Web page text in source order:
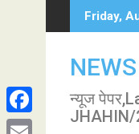
to
Friday,
न्यूज
F